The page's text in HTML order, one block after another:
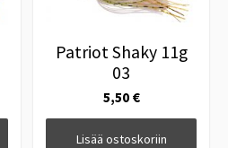
Patriot Shaky 11g
03
5,50 €
Lisää ostoskoriin